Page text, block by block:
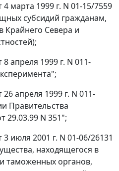
марта 1999 г. N 01-15/7559
субсидий гражданам,
Севера и
апреля 1999 г. N 011-
апреля 1999 г. N 011-
Правительства
29.03.99 N 351";
июля 2001 г. N 01-06/26131
находящегося в
таможенных органов,